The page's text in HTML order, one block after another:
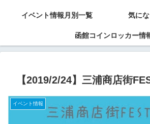
イベント情報月別一覧 気に
函館コインロッカー情
【2019/2/24】三浦商店街
イベント情報